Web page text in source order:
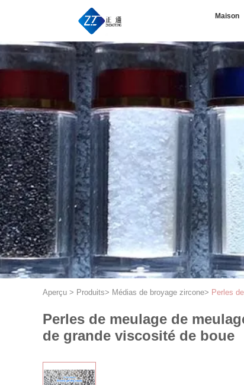
Maison
Aperçu > Produits> Médias de broyage zircone> Perles
Perles de meulage de
de grande viscosité de boue